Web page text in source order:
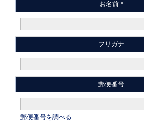
お名前 *
フリガナ
郵便番号
郵便番号を調べる